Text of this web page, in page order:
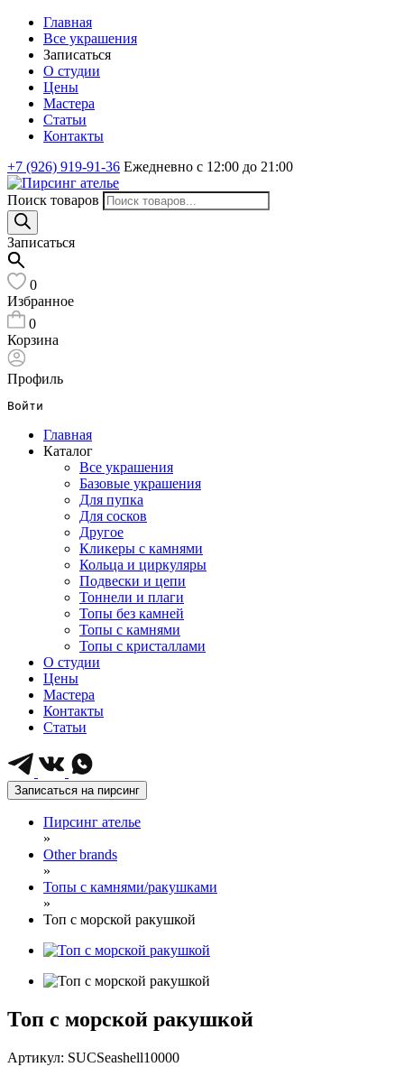
Главная
Все украшения
Записаться
О студии
Цены
Мастера
Статьи
Контакты
+7 (926) 919-91-36 Ежедневно с 12:00 до 21:00
Поиск товаров
Записаться
0
Избранное
0
Корзина
Профиль
Войти
Главная
Каталог
Все украшения
Базовые украшения
Для пупка
Для сосков
Другое
Кликеры с камнями
Кольца и циркуляры
Подвески и цепи
Тоннели и плаги
Топы без камней
Топы с камнями
Топы с кристаллами
О студии
Цены
Мастера
Контакты
Статьи
Записаться на пирсинг
Пирсинг ателье
»
Other brands
»
Топы с камнями/ракушками
»
Топ с морской ракушкой
Топ с морской ракушкой
Артикул: SUCSeashell10000